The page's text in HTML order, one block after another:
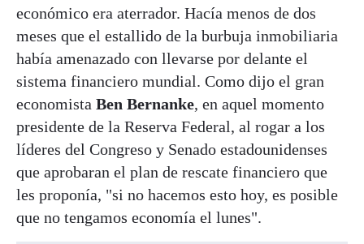
económico era aterrador. Hacía menos de dos
meses que el estallido de la burbuja inmobiliaria
había amenazado con llevarse por delante el
sistema financiero mundial. Como dijo el gran
economista Ben Bernanke, en aquel momento
presidente de la Reserva Federal, al rogar a los
líderes del Congreso y Senado estadounidenses
que aprobaran el plan de rescate financiero que
les proponía, "si no hacemos esto hoy, es posible
que no tengamos economía el lunes".